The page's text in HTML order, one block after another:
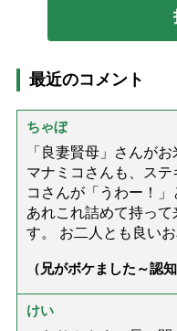
最近のコメント
ちゃぼ
「良妻賢母」さんが
マナミコさんも、ステ
コさんが「うわー！」
あれこれ詰めて持っ
す。 お二人とも良いお
（兄がボケました～認
達』が届きました」）
けい